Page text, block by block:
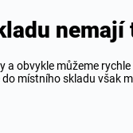
a obvykle můžeme
místního skladu však